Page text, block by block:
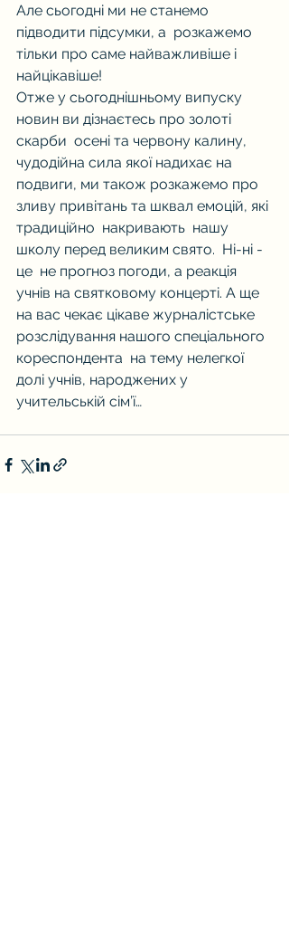
Але сьогодні ми не станемо
підводити підсумки, а  розкажемо
тільки про саме найважливіше і
найцікавіше!
Отже у сьогоднішньому випуску
новин ви дізнаєтесь про золоті
скарби  осені та червону калину,
чудодійна сила якої надихає на
подвиги, ми також розкажемо про
зливу привітань та шквал емоцій, які
традиційно  накривають  нашу
школу перед великим свято.  Ні-ні -
це  не прогноз погоди, а реакція
учнів на святковому концерті. А ще
на вас чекає цікаве журналістське
розслідування нашого спеціального
кореспондента  на тему нелегкої
долі учнів, народжених у
учительській сім’ї…